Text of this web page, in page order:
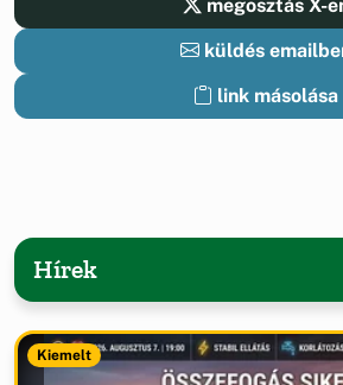
megosztás X-
küldés
link másolása
Hírek
Kiemelt